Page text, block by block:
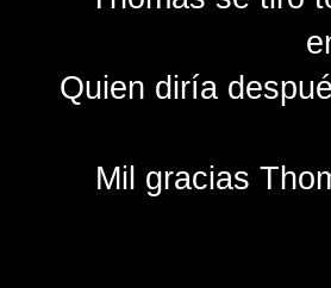
Quien diría
Mil gracias